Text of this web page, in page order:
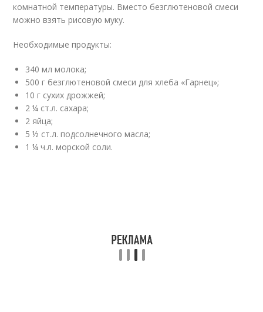
комнатной температуры. Вместо безглютеновой смеси
можно взять рисовую муку.
Необходимые продукты:
340 мл молока;
500 г безглютеновой смеси для хлеба «Гарнец»;
10 г сухих дрожжей;
2 ¼ ст.л. сахара;
2 яйца;
5 ½ ст.л. подсолнечного масла;
1 ¼ ч.л. морской соли.